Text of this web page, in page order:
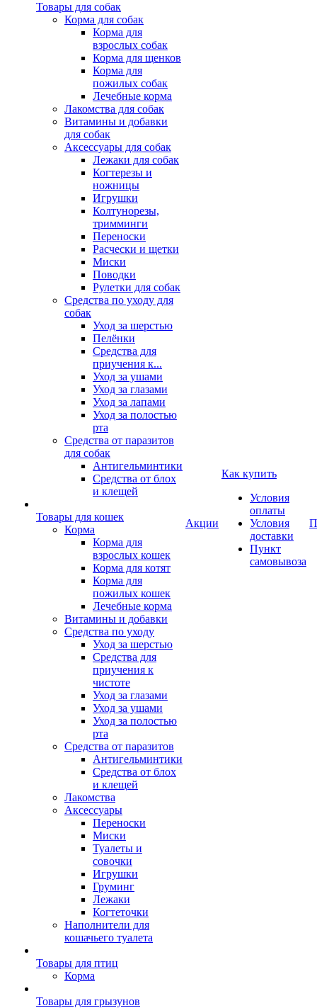
Товары для собак
Корма для собак
Корма для
взрослых собак
Корма для щенков
Корма для
пожилых собак
Лечебные корма
Лакомства для собак
Витамины и добавки
для собак
Аксессуары для собак
Лежаки для собак
Когтерезы и
ножницы
Игрушки
Колтунорезы,
тримминги
Переноски
Расчески и щетки
Миски
Поводки
Рулетки для собак
Средства по уходу для
собак
Уход за шерстью
Пелёнки
Средства для
приучения к...
Уход за ушами
Уход за глазами
Уход за лапами
Уход за полостью
рта
Средства от паразитов
для собак
Антигельминтики
Средства от блох
и клещей
Товары для кошек
Корма
Корма для
взрослых кошек
Корма для котят
Корма для
пожилых кошек
Лечебные корма
Витамины и добавки
Средства по уходу
Уход за шерстью
Средства для
приучения к
чистоте
Уход за глазами
Уход за ушами
Уход за полостью
рта
Средства от паразитов
Антигельминтики
Средства от блох
и клещей
Лакомства
Аксессуары
Переноски
Миски
Туалеты и
совочки
Игрушки
Груминг
Лежаки
Когтеточки
Наполнители для
кошачьего туалета
Товары для птиц
Корма
Товары для грызунов
Акции
Как купить
Условия
оплаты
Условия
доставки
Пункт
самовывоза